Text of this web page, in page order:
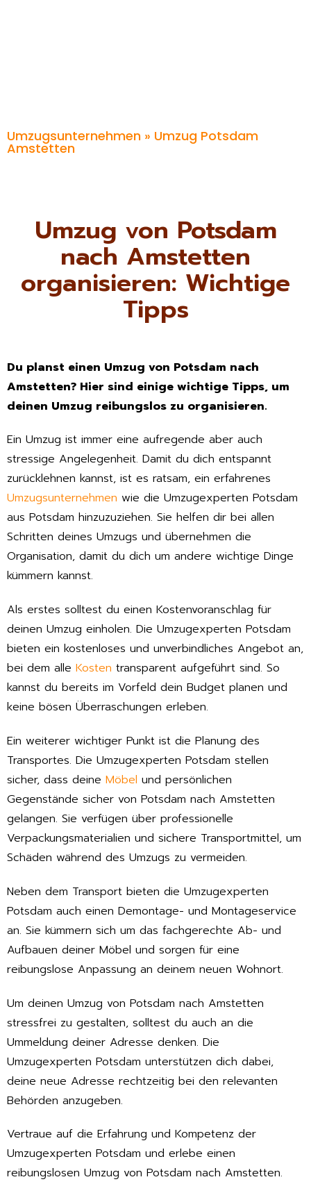
Umzugsunternehmen » Umzug Potsdam
Amstetten
Umzug von Potsdam
nach Amstetten
organisieren: Wichtige
Tipps
Du planst einen Umzug von Potsdam nach
Amstetten? Hier sind einige wichtige Tipps, um
deinen Umzug reibungslos zu organisieren.
Ein Umzug ist immer eine aufregende aber auch
stressige Angelegenheit. Damit du dich entspannt
zurücklehnen kannst, ist es ratsam, ein erfahrenes
Umzugsunternehmen wie die Umzugexperten Potsdam
aus Potsdam hinzuzuziehen. Sie helfen dir bei allen
Schritten deines Umzugs und übernehmen die
Organisation, damit du dich um andere wichtige Dinge
kümmern kannst.
Als erstes solltest du einen Kostenvoranschlag für
deinen Umzug einholen. Die Umzugexperten Potsdam
bieten ein kostenloses und unverbindliches Angebot an,
bei dem alle Kosten transparent aufgeführt sind. So
kannst du bereits im Vorfeld dein Budget planen und
keine bösen Überraschungen erleben.
Ein weiterer wichtiger Punkt ist die Planung des
Transportes. Die Umzugexperten Potsdam stellen
sicher, dass deine Möbel und persönlichen
Gegenstände sicher von Potsdam nach Amstetten
gelangen. Sie verfügen über professionelle
Verpackungsmaterialien und sichere Transportmittel, um
Schäden während des Umzugs zu vermeiden.
Neben dem Transport bieten die Umzugexperten
Potsdam auch einen Demontage- und Montageservice
an. Sie kümmern sich um das fachgerechte Ab- und
Aufbauen deiner Möbel und sorgen für eine
reibungslose Anpassung an deinem neuen Wohnort.
Um deinen Umzug von Potsdam nach Amstetten
stressfrei zu gestalten, solltest du auch an die
Ummeldung deiner Adresse denken. Die
Umzugexperten Potsdam unterstützen dich dabei,
deine neue Adresse rechtzeitig bei den relevanten
Behörden anzugeben.
Vertraue auf die Erfahrung und Kompetenz der
Umzugexperten Potsdam und erlebe einen
reibungslosen Umzug von Potsdam nach Amstetten.